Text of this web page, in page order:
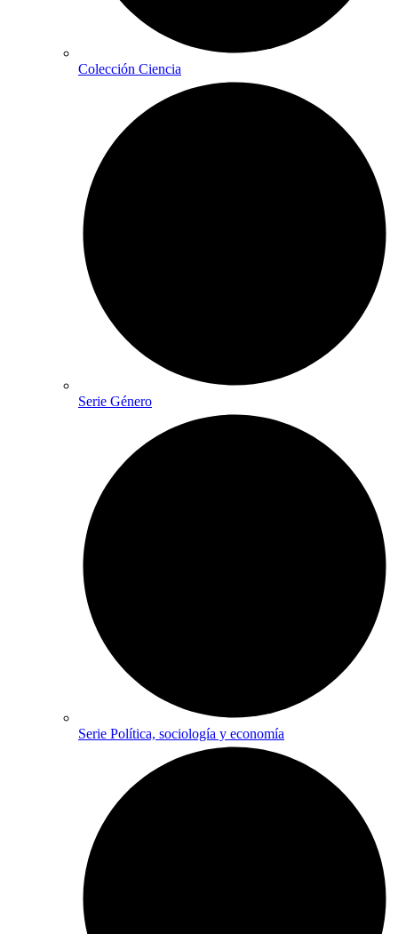
Colección Ciencia
Serie Género
Serie Política, sociología y economía